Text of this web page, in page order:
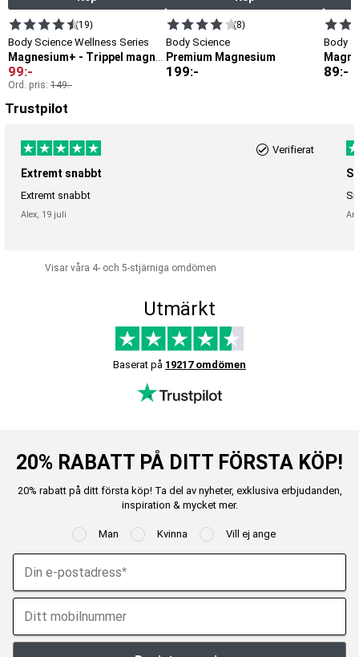
(19)
Body Science Wellness Series
Magnesium+ - Trippel magnesium
99:-
Ord. pris: 149:-
(8)
Body Science
Premium Magnesium
199:-
Body
89:-
Trustpilot
Verifierat
Extremt snabbt
Extremt snabbt
Alex, 19 juli
Visar våra 4- och 5-stjärniga omdömen
Utmärkt
Baserat på 19217 omdömen
20% RABATT PÅ DITT FÖRSTA KÖP!
20% rabatt på ditt första köp! Ta del av nyheter, exklusiva erbjudanden,
inspiration & mycket mer.
Man Kvinna Vill ej ange